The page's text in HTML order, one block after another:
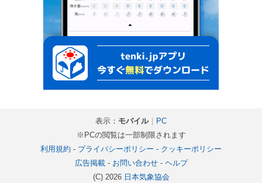
表示： モバイル｜
PC
※PCの閲覧は一部制限されます
利用規約 - プライバシーポリシー - クッキーポリシー
広告掲載- お問い合わせ- ヘルプ
(C) 2026 日本気象協会